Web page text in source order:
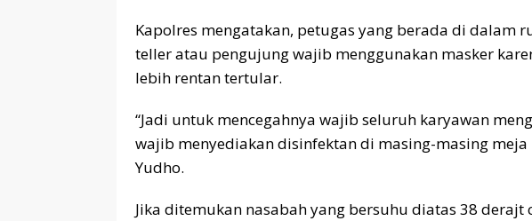
Kapolres mengatakan, petugas yang berada di dalam
teller atau pengujung wajib menggunakan masker
lebih rentan tertular.
“Jadi untuk mencegahnya wajib seluruh karyawan
wajib menyediakan disinfektan di masing-masing meja
Yudho.
Jika ditemukan nasabah yang bersuhu diatas 38 derajt